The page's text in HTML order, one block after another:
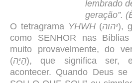
lembrado
geração”.
O tetragrama YHWH(יהוה),
como SENHOR nas
muito provavelmente, do
(הָיָה), que significa ser,
acontecer. Quando Deus